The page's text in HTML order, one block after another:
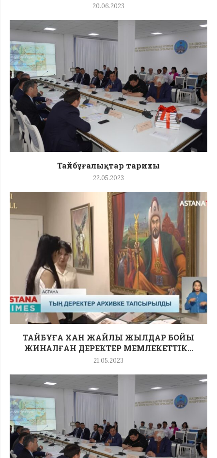
20.06.2023
Тайбұғалықтар тарихы
22.05.2023
ТАЙБҰҒА ХАН ЖАЙЛЫ ЖЫЛДАР БОЙЫ
ЖИНАЛҒАН ДЕРЕКТЕР МЕМЛЕКЕТТІК...
21.05.2023